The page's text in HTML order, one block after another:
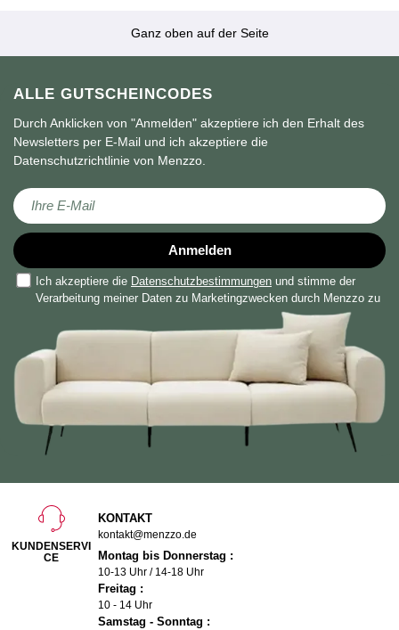
Ganz oben auf der Seite
ALLE GUTSCHEINCODES
Durch Anklicken von "Anmelden" akzeptiere ich den Erhalt des
Newsletters per E-Mail und ich akzeptiere die
Datenschutzrichtlinie von Menzzo.
Melden Sie sich für unseren Newsletter an:
Anmelden
Ich akzeptiere die Datenschutzbestimmungen und stimme der
Verarbeitung meiner Daten zu Marketingzwecken durch Menzzo zu
KUNDENSERVI
CE
KONTAKT
kontakt@menzzo.de
Montag bis Donnerstag :
10-13 Uhr / 14-18 Uhr
Freitag :
10 - 14 Uhr
Samstag - Sonntag :